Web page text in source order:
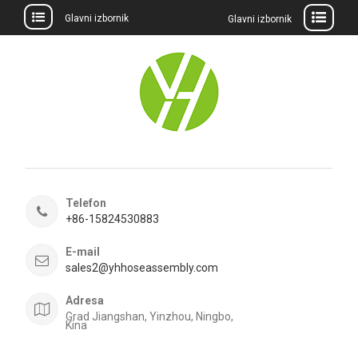
Glavni izbornik Glavni izbornik
Telefon
+86-15824530883
E-mail
sales2@yhhoseassembly.com
Adresa
Grad Jiangshan, Yinzhou, Ningbo,
Kina